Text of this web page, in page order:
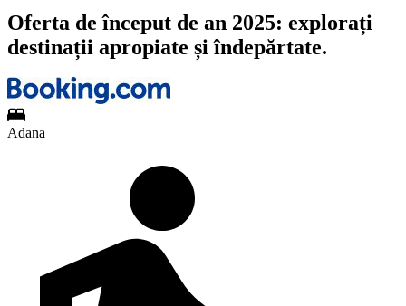
Oferta de început de an 2025: explorați
destinații apropiate și îndepărtate.
Adana